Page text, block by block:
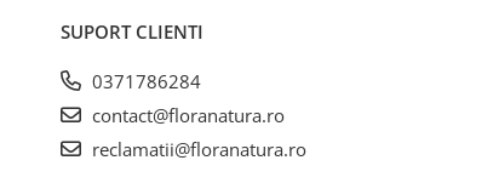
SUPORT CLIENTI
0371786284
contact@floranatura.ro
reclamatii@floranatura.ro